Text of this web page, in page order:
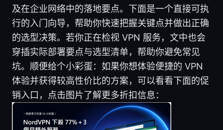
及在企业网络中的落地要点。下面是一个直接可执
行的入门向导，帮助你快速把握关键点并做出正确
的选型决策。若你正在检视 VPN 服务，文中也会
穿插实际部署要点与选型清单，帮助你避免常见
坑。顺便给个小彩蛋：如果你想体验便捷的 VPN
体验并获得较高性价比的方案，可以看看下面的促
销入口，点击图片了解更多折扣信息：